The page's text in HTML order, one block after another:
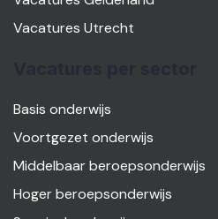
Vacatures Utrecht
Basis onderwijs
Voortgezet onderwijs
Middelbaar beroepsonderwijs
Hoger beroepsonderwijs